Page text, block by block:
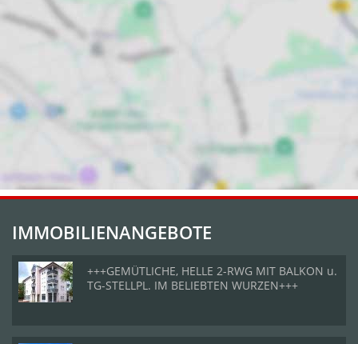
IMMOBILIENANGEBOTE
+++GEMÜTLICHE, HELLE 2-RWG MIT BALKON u.
TG-STELLPL. IM BELIEBTEN WURZEN+++